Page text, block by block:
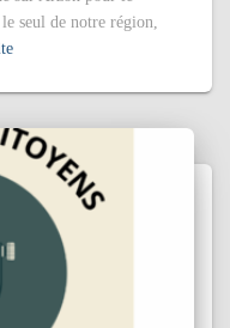
seul de notre région,